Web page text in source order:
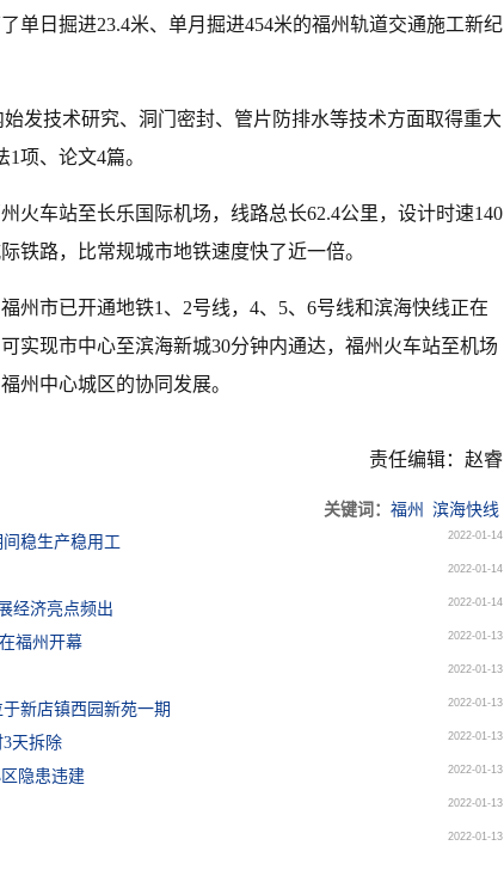
单日掘进23.4米、单月掘进454米的福州轨道交通施工新纪
发技术研究、洞门密封、管片防排水等技术方面取得重大
项、论文4篇。
火车站至长乐国际机场，线路总长62.4公里，设计时速140
铁路，比常规城市地铁速度快了近一倍。
州市已开通地铁1、2号线，4、5、6号线和滨海快线正在
实现市中心至滨海新城30分钟内通达，福州火车站至机场
州中心城区的协同发展。
责任编辑：赵睿
关键词： 福州
滨海快线
稳生产稳用工
2022-01-14
2022-01-14
经济亮点频出 2022-01-14
福州开幕 2022-01-13
2022-01-13
新店镇西园新苑一期 2022-01-13
天拆除 2022-01-13
隐患违建 2022-01-13
2022-01-13
2022-01-13